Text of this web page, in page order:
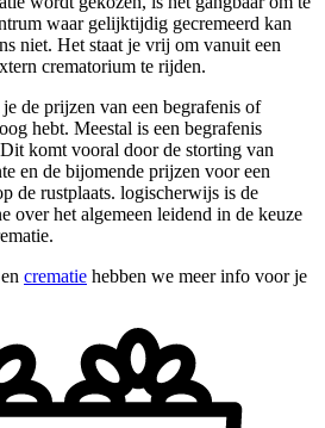
waar gelijktijdig gecremeerd kan
niet. Het staat je vrij om vanuit een
crematorium te rijden.
de prijzen van een begrafenis of
hebt. Meestal is een begrafenis
komt vooral door de storting van
en de bijomende prijzen voor een
de rustplaats. logischerwijs is de
over het algemeen leidend in de keuze
en crematie hebben we meer info voor je